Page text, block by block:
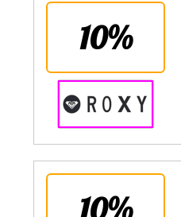
10%
10%